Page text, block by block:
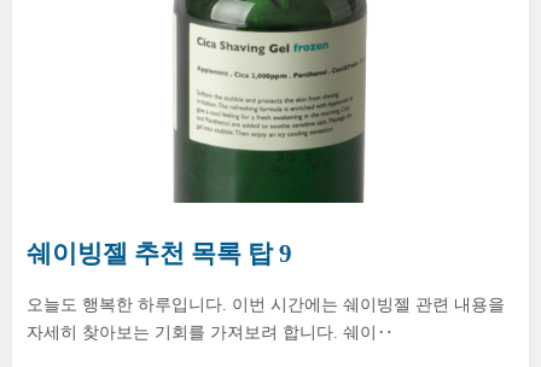
쉐이빙젤 추천 목록 탑 9
오늘도 행복한 하루입니다. 이번 시간에는 쉐이빙젤 관련 내용을
자세히 찾아보는 기회를 가져보려 합니다. 쉐이‥